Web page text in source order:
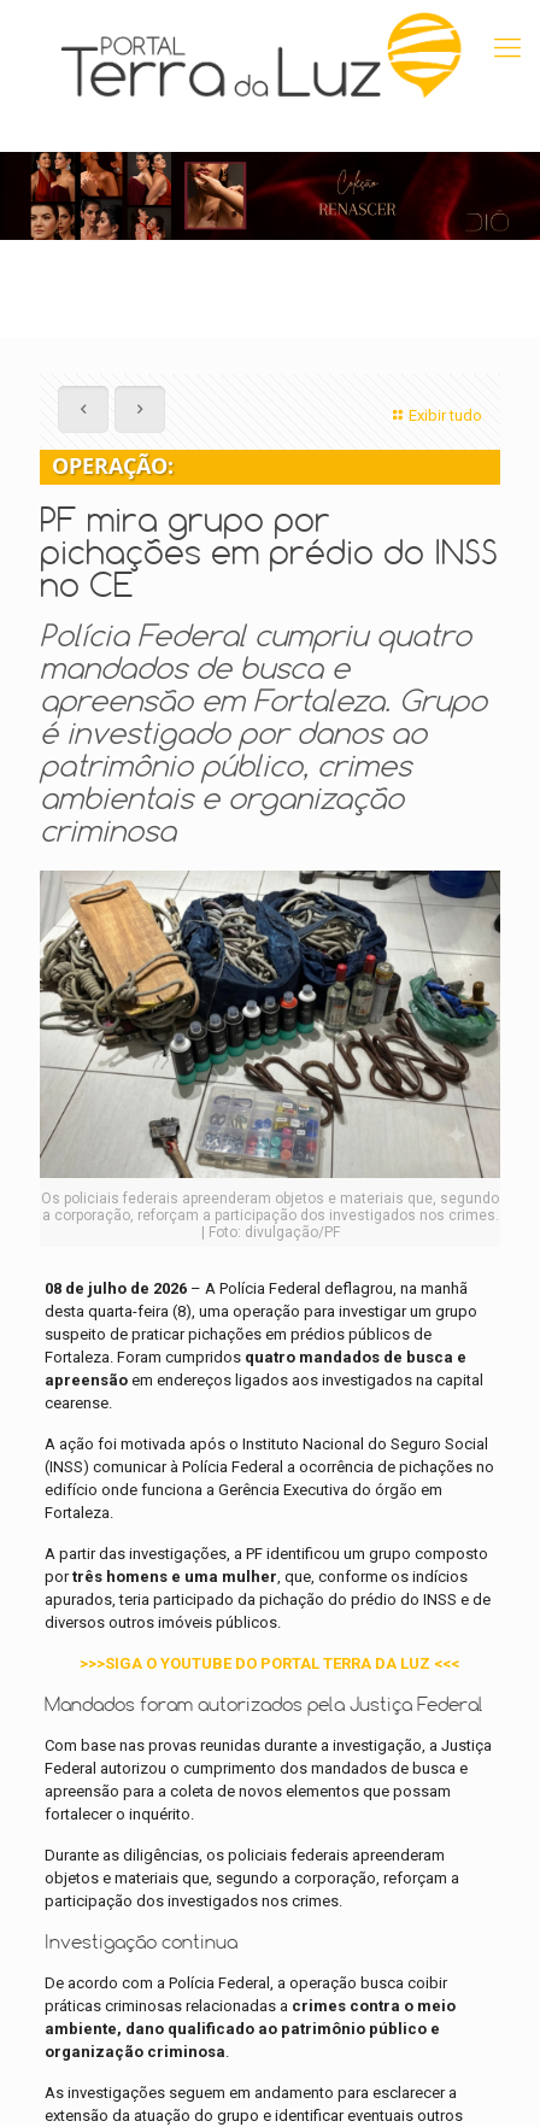
Exibir tudo
OPERAÇÃO:
PF mira grupo por
pichações em prédio do INSS
no CE
Polícia Federal cumpriu quatro
mandados de busca e
apreensão em Fortaleza. Grupo
é investigado por danos ao
patrimônio público, crimes
ambientais e organização
criminosa
Os policiais federais apreenderam objetos e materiais que, segundo
a corporação, reforçam a participação dos investigados nos crimes.
| Foto: divulgação/PF
08 de julho de 2026– A Polícia Federal deflagrou, na manhã
desta quarta-feira (8), uma operação para investigar um grupo
suspeito de praticar pichações em prédios públicos de
Fortaleza. Foram cumpridos quatro mandados de busca e
apreensãoem endereços ligados aos investigados na capital
cearense.
A ação foi motivada após o Instituto Nacional do Seguro Social
(INSS) comunicar à Polícia Federal a ocorrência de pichações no
edifício onde funciona a Gerência Executiva do órgão em
Fortaleza.
A partir das investigações, a PF identificou um grupo composto
portrês homens e uma mulher , que, conforme os indícios
apurados, teria participado da pichação do prédio do INSS e de
diversos outros imóveis públicos.
>>>SIGA O YOUTUBE DO PORTAL TERRA DA LUZ <<<
Mandados foram autorizados pela Justiça Federal
Com base nas provas reunidas durante a investigação, a Justiça
Federal autorizou o cumprimento dos mandados de busca e
apreensão para a coleta de novos elementos que possam
fortalecer o inquérito.
Durante as diligências, os policiais federais apreenderam
objetos e materiais que, segundo a corporação, reforçam a
participação dos investigados nos crimes.
Investigação continua
De acordo com a Polícia Federal, a operação busca coibir
práticas criminosas relacionadas a crimes contra o meio
ambiente, dano qualificado ao patrimônio público e
organização criminosa
As investigações seguem em andamento para esclarecer a
extensão da atuação do grupo e identificar eventuais outros